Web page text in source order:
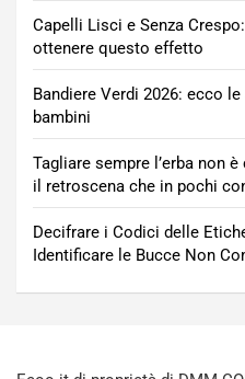
Capelli Lisci e Senza
ottenere questo effetto
Bandiere Verdi 2026: ecco
bambini
Tagliare sempre l’erba non
il retroscena che in pochi
Decifrare i Codici delle
Identificare le Bucce Non